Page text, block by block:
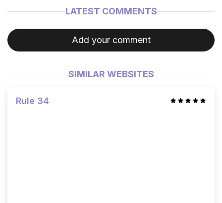
LATEST COMMENTS
Add your comment
SIMILAR WEBSITES
Rule 34